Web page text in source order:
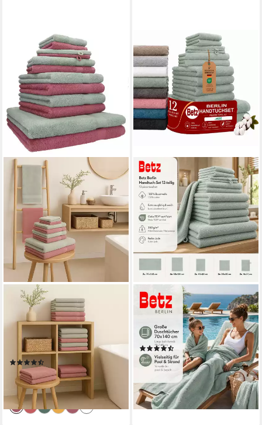
BETZ
Handtücher Premium
Handtuch-Set 12-tlg.
Duschtücher, Handtücher,
Gästetücher, Baumwolle (Set,
12-St)
64,95 €
(5,41 €/ 1 Stk)
lieferbar - in 2-3 Werktagen bei dir
BETZ
Handtuch Set Betz 12 tlg.
Handtuch Set Berlin, 100%
Baumwolle (12 Teile, 12-St)
(15)
54,95 €
(4,58 €/ 1 Stk)
lieferbar - in 2-3 Werktagen bei dir
+1